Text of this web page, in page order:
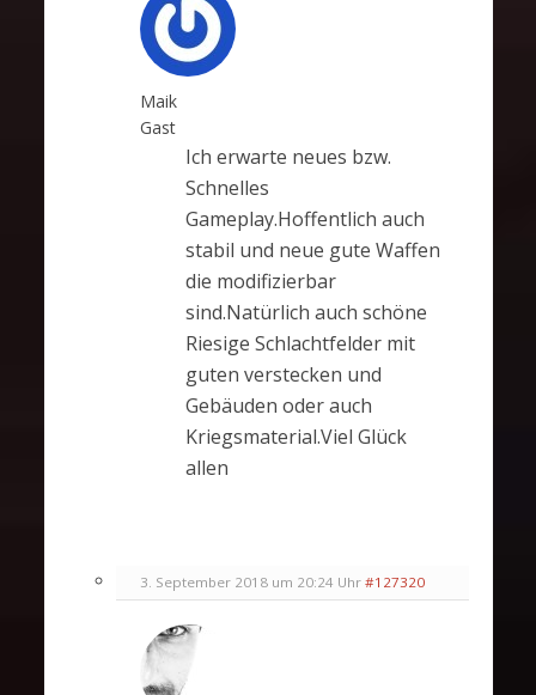
Maik
Gast
Ich erwarte neues bzw.
Schnelles
Gameplay.Hoffentlich auch
stabil und neue gute Waffen
die modifizierbar
sind.Natürlich auch schöne
Riesige Schlachtfelder mit
guten verstecken und
Gebäuden oder auch
Kriegsmaterial.Viel Glück
allen
3. September 2018 um 20:24 Uhr #127320